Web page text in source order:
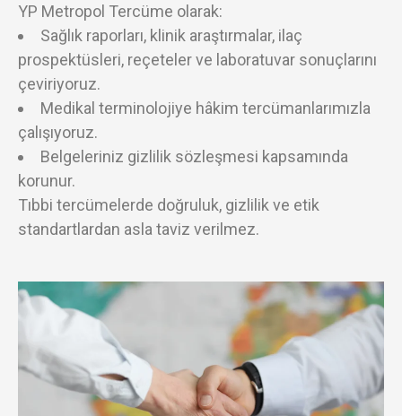
YP Metropol Tercüme olarak:
Sağlık raporları, klinik araştırmalar, ilaç
prospektüsleri, reçeteler ve laboratuvar sonuçlarını
çeviriyoruz.
Medikal terminolojiye hâkim tercümanlarımızla
çalışıyoruz.
Belgeleriniz gizlilik sözleşmesi kapsamında
korunur.
Tıbbi tercümelerde doğruluk, gizlilik ve etik
standartlardan asla taviz verilmez.